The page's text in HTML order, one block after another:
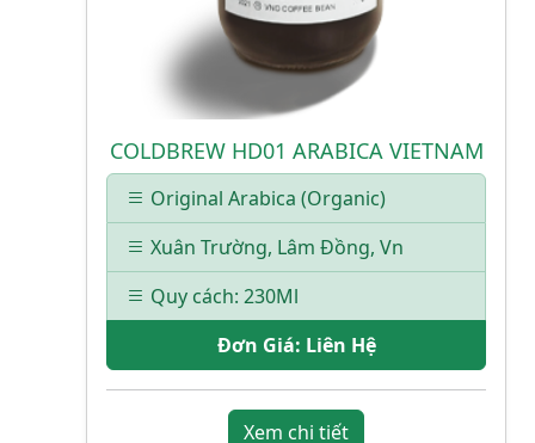
COLDBREW HD01 ARABICA VIETNAM
Original Arabica (Organic)
Xuân Trường, Lâm Đồng, Vn
Quy cách: 230Ml
Đơn Giá: Liên Hệ
Xem chi tiết